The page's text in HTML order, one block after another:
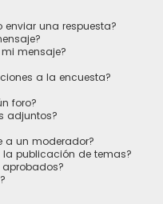
una respuesta?
mensaje?
a la encuesta?
foro?
adjuntos?
a un moderador?
la publicación de temas?
aprobados?